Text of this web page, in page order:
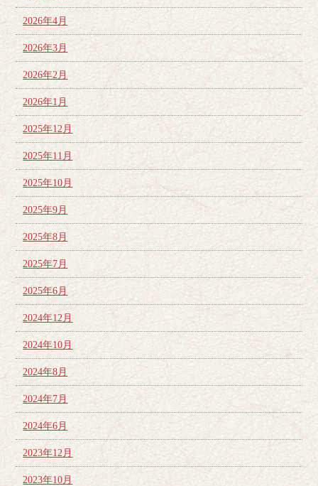
2026年4月
2026年3月
2026年2月
2026年1月
2025年12月
2025年11月
2025年10月
2025年9月
2025年8月
2025年7月
2025年6月
2024年12月
2024年10月
2024年8月
2024年7月
2024年6月
2023年12月
2023年10月